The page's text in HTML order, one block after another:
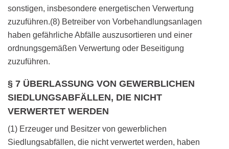
sonstigen, insbesondere energetischen Verwertung
zuzuführen.(8) Betreiber von Vorbehandlungsanlagen
haben gefährliche Abfälle auszusortieren und einer
ordnungsgemäßen Verwertung oder Beseitigung
zuzuführen.
§ 7 ÜBERLASSUNG VON GEWERBLICHEN
SIEDLUNGSABFÄLLEN, DIE NICHT
VERWERTET WERDEN
(1) Erzeuger und Besitzer von gewerblichen
Siedlungsabfällen, die nicht verwertet werden, haben